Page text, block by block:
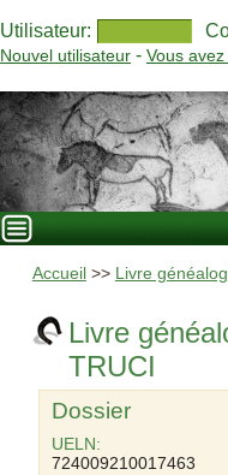
Utilisateur:
Nouvel utilisateur - Vous
Accueil >> Livre
Livre
TRUCI
Dossier
UELN:
724009210017463